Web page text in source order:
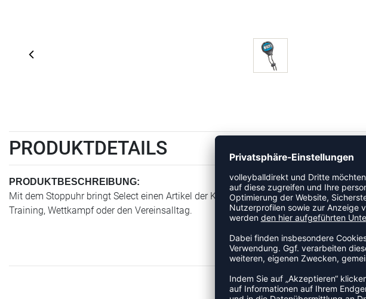
PRODUKTDETAILS
PRODUKTBESCHREIBUNG:
Mit dem Stoppuhr bringt Select einen Artikel der Kategorie Trainingszubehör an den
Training, Wettkampf oder den Vereinsalltag.